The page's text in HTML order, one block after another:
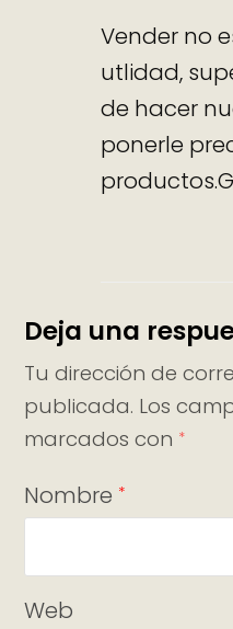
Vender no
utlidad,
de hacer
ponerle
Deja una
Tu dirección de
publicada. Los
marcados con *
Nombre *
Web